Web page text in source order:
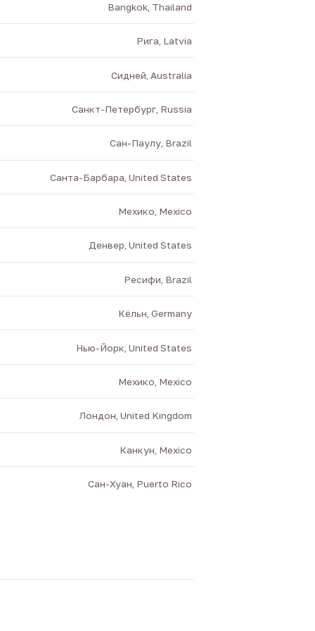
Bangkok, Thailand
Рига, Latvia
Сидней, Australia
Санкт-Петербург, Russia
Сан-Паулу, Brazil
Санта-Барбара, United States
Мехико, Mexico
Денвер, United States
Ресифи, Brazil
Кёльн, Germany
Нью-Йорк, United States
Мехико, Mexico
Лондон, United Kingdom
Канкун, Mexico
Сан-Хуан, Puerto Rico